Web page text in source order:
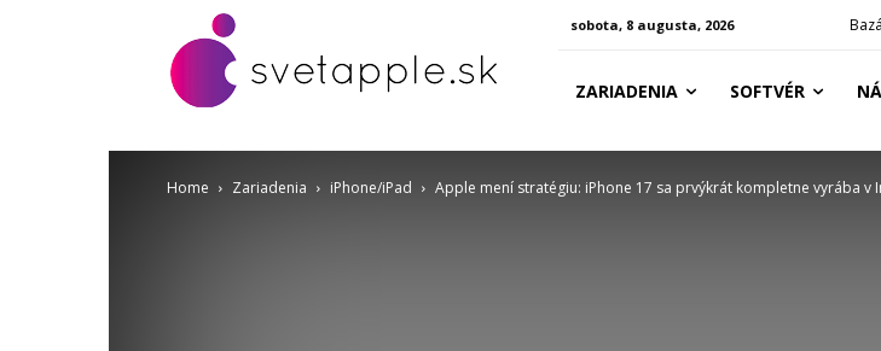
sobota, 8 augusta, 2026
ZARIADENIA SOFTVÉR
Home Zariadenia iPhone/iPad Apple mení stratégiu: iPhone 17 sa prvýkrát kompletne vyrába v